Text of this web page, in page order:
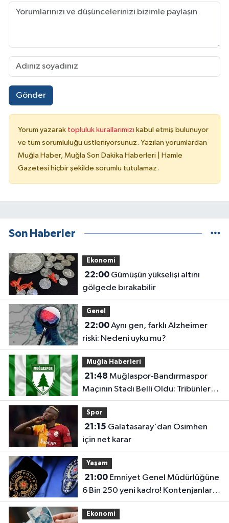
Gönder
Yorum yazarak topluluk kurallarımızı kabul etmiş bulunuyor
ve tüm sorumluluğu üstleniyorsunuz. Yazılan yorumlardan
Muğla Haber, Muğla Son Dakika Haberleri | Hamle
Gazetesi hiçbir şekilde sorumlu tutulamaz.
Son Haberler
Ekonomi
22:00Gümüşün yükselişi altını
gölgede bırakabilir
Genel
22:00Aynı gen, farklı Alzheimer
riski: Nedeni uyku mu?
Muğla Haberleri
21:48
Maçının Stadı Belli Oldu: Tribünler
Boş Kalacak
Spor
21:15
için net karar
Yaşam
21:00Emniyet Genel Müdürlüğüne
6 Bin 250 yeni kadro! Kontenjanlar
belli oldu
Ekonomi